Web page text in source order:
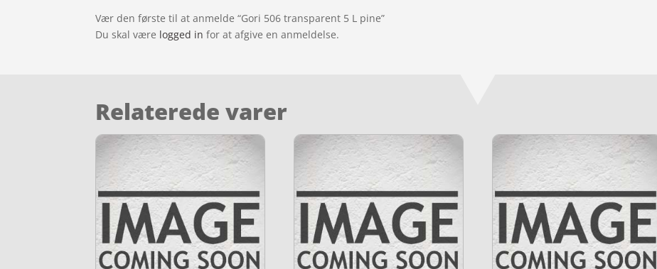
Vær den første til at anmelde “Gori 506 transparent 5 L pine”
Du skal være logged in for at afgive en anmeldelse.
Relaterede varer